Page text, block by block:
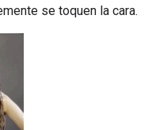
se toquen la cara.